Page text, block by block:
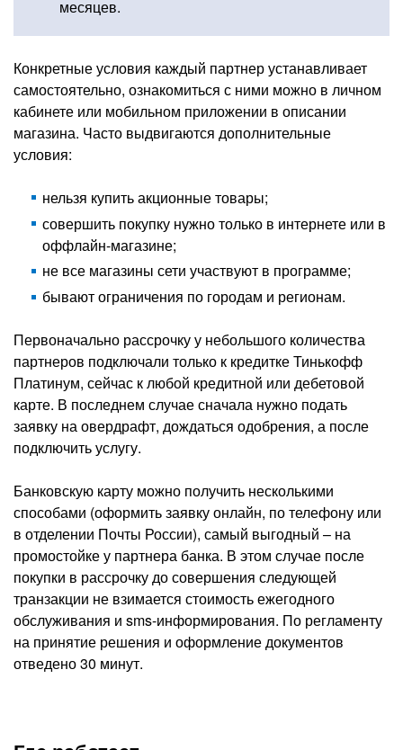
месяцев.
Конкретные условия каждый партнер устанавливает
самостоятельно, ознакомиться с ними можно в личном
кабинете или мобильном приложении в описании
магазина. Часто выдвигаются дополнительные
условия:
нельзя купить акционные товары;
совершить покупку нужно только в интернете или в
оффлайн-магазине;
не все магазины сети участвуют в программе;
бывают ограничения по городам и регионам.
Первоначально рассрочку у небольшого количества
партнеров подключали только к кредитке Тинькофф
Платинум, сейчас к любой кредитной или дебетовой
карте. В последнем случае сначала нужно подать
заявку на овердрафт, дождаться одобрения, а после
подключить услугу.
Банковскую карту можно получить несколькими
способами (оформить заявку онлайн, по телефону или
в отделении Почты России), самый выгодный – на
промостойке у партнера банка. В этом случае после
покупки в рассрочку до совершения следующей
транзакции не взимается стоимость ежегодного
обслуживания и sms-информирования. По регламенту
на принятие решения и оформление документов
отведено 30 минут.